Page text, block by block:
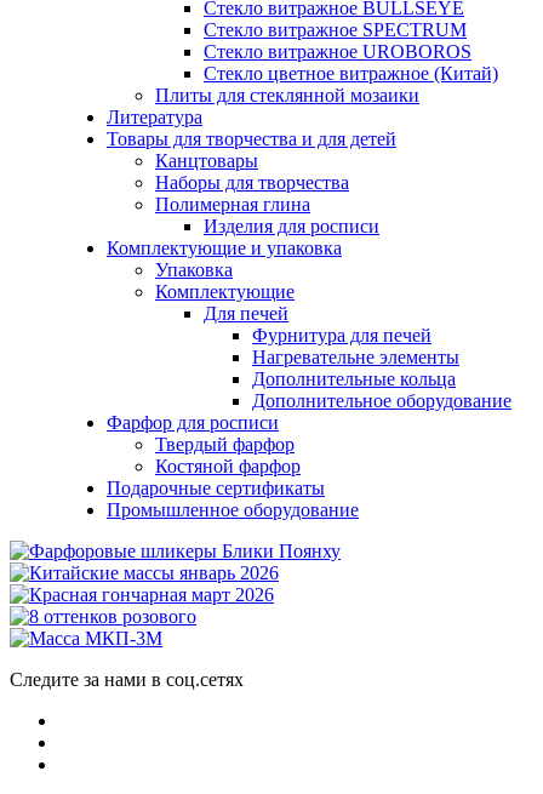
Стекло витражное BULLSEYE
Стекло витражное SPECTRUM
Стекло витражное UROBOROS
Стекло цветное витражное (Китай)
Плиты для стеклянной мозаики
Литература
Товары для творчества и для детей
Канцтовары
Наборы для творчества
Полимерная глина
Изделия для росписи
Комплектующие и упаковка
Упаковка
Комплектующие
Для печей
Фурнитура для печей
Нагревательне элементы
Дополнительные кольца
Дополнительное оборудование
Фарфор для росписи
Твердый фарфор
Костяной фарфор
Подарочные сертификаты
Промышленное оборудование
Следите за нами в соц.сетях